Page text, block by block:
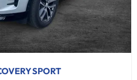
SPORT